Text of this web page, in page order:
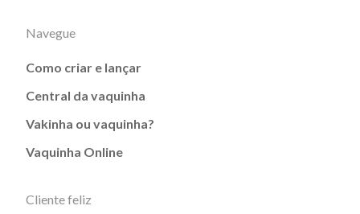
Navegue
Como criar e lançar
Central da vaquinha
Vakinha ou vaquinha?
Vaquinha Online
Cliente feliz